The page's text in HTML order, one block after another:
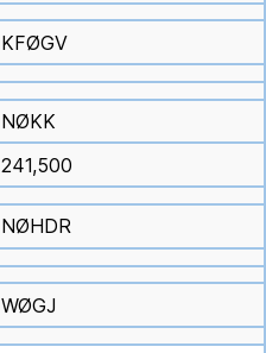
KFØGV
NØKK
241,500
NØHDR
WØGJ